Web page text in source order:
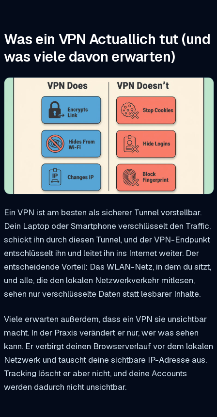
Was ein VPN Actuallich tut (und
was viele davon erwarten)
Ein VPN ist am besten als sicherer Tunnel vorstellbar.
Dein Laptop oder Smartphone verschlüsselt den Traffic,
schickt ihn durch diesen Tunnel, und der VPN-Endpunkt
entschlüsselt ihn und leitet ihn ins Internet weiter. Der
entscheidende Vorteil: Das WLAN-Netz, in dem du sitzt,
und alle, die den lokalen Netzwerkverkehr mitlesen,
sehen nur verschlüsselte Daten statt lesbarer Inhalte.
Viele erwarten außerdem, dass ein VPN sie unsichtbar
macht. In der Praxis verändert er nur, wer was sehen
kann. Er verbirgt deinen Browserverlauf vor dem lokalen
Netzwerk und tauscht deine sichtbare IP-Adresse aus.
Tracking löscht er aber nicht, und deine Accounts
werden dadurch nicht unsichtbar.